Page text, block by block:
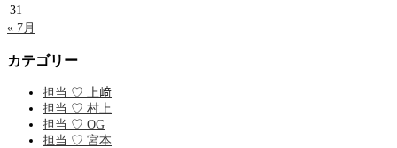
31
« 7月
カテゴリー
担当 ♡ 上﨑
担当 ♡ 村上
担当 ♡ OG
担当 ♡ 宮本